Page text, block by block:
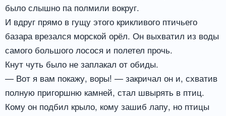
было слышно па полмили вокруг.
И вдруг прямо в гущу этого крикливого птичьего
базара врезался морской орёл. Он выхватил из воды
самого большого лосося и полетел прочь.
Кнут чуть было не заплакал от обиды.
— Вот я вам покажу, воры! — закричал он и, схватив
полную пригоршню камней, стал швырять в птиц.
Кому он подбил крыло, кому зашиб лапу, но птицы